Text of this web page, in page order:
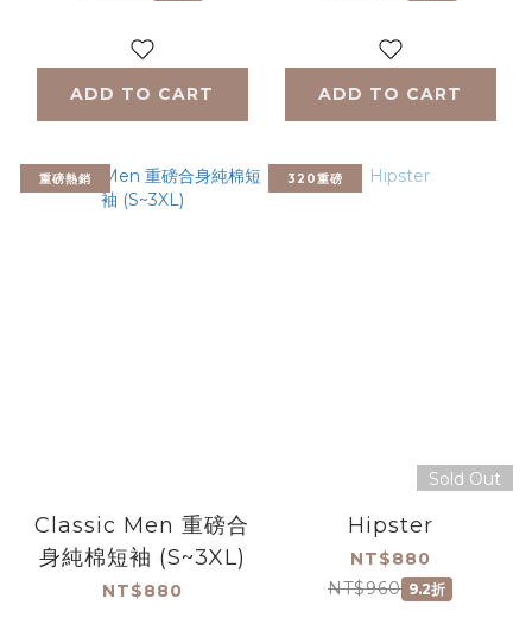
ADD TO CART ADD TO CART
重磅熱銷
Classic Men 重磅合
身純棉短袖 (S~3XL)
NT$880
320重磅
Sold Out
Hipster
NT$880
NT$960 9.2折